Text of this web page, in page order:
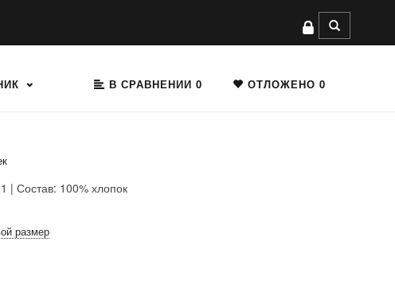
В СРАВНЕНИИ 0 ОТЛОЖЕНО 0
| Состав: 100% хлопок
размер